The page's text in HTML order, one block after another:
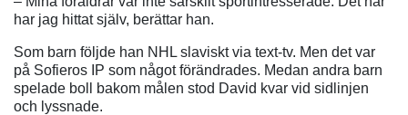
har jag hittat själv, berättar han.
Som barn följde han NHL slaviskt via text-tv. Men det var
på Sofieros IP som något förändrades. Medan andra barn
spelade boll bakom målen stod David kvar vid sidlinjen
och lyssnade.